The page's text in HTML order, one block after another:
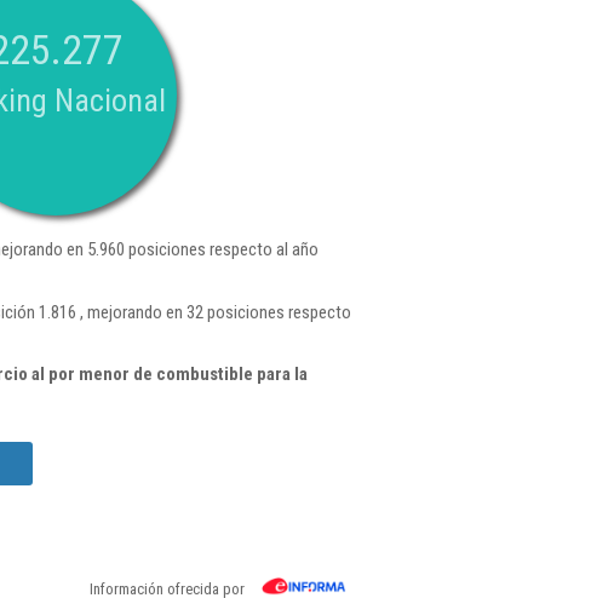
Nacional
en 5.960 posiciones respecto al año
1.816 , mejorando en 32 posiciones respecto
al por menor de combustible para la
Información ofrecida por